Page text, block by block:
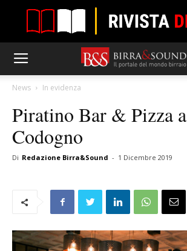
News In evidenza
Piratino Bar & Pizza a
Codogno
Di Redazione Birra&Sound - 1 Dicembre 2019